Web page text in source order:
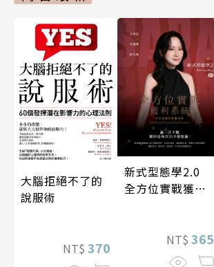
大腦拒絕不了的
說服術
NT$ 370
新式型態學2.0
全方位實戰獲利
NT$ 365